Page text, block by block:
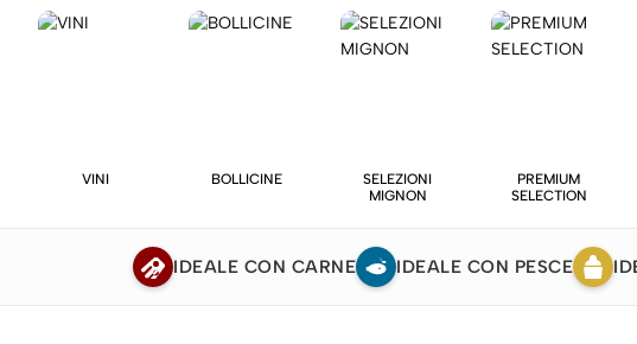
VINI BOLLICINE
SELEZIONI
MIGNON
PREMIUM
SELECTION
IDEALE CON CARNE IDEALE CON PESCE